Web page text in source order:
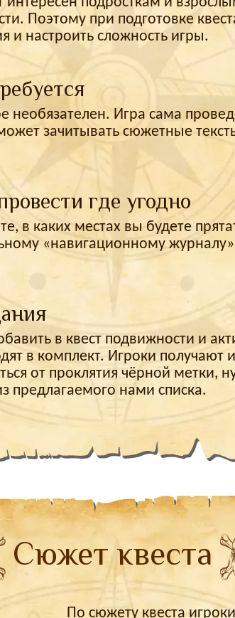
Поэтому при подготовке
и настроить сложность игры.
необязателен. Игра сама
зачитывать сюжетные
где угодно
в каких местах вы будете
«навигационному
в квест подвижности и
в комплект. Игроки
от проклятия чёрной метки,
предлагаемого нами списка.
Сюжет квеста
По сюжету квеста